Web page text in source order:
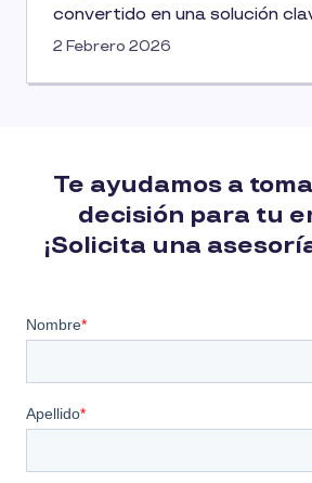
convertido en una solución
permite a las empresas
logran un impacto positivo en
2 Febrero 2026
Te ayudamos a
decisión para tu
¡Solicita una